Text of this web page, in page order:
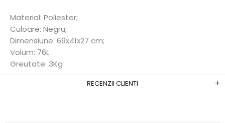
Material: Poliester;
Culoare: Negru;
Dimensiune: 69x41x27 cm;
Volum: 76L
Greutate: 3Kg
RECENZII CLIENTI